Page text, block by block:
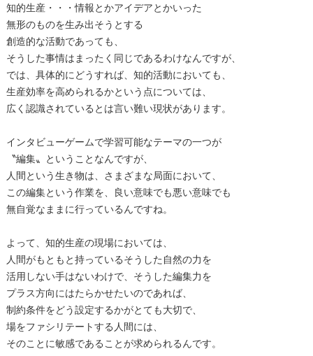
知的生産・・・情報とかアイデアとかいった
無形のものを生み出そうとする
創造的な活動であっても、
そうした事情はまったく同じであるわけなんですが、
では、具体的にどうすれば、知的活動においても、
生産効率を高められるかという点については、
広く認識されているとは言い難い現状があります。
インタビューゲームで学習可能なテーマの一つが
〝編集〟ということなんですが、
人間という生き物は、さまざまな局面において、
この編集という作業を、良い意味でも悪い意味でも
無自覚なままに行っているんですね。
よって、知的生産の現場においては、
人間がもともと持っているそうした自然の力を
活用しない手はないわけで、そうした編集力を
プラス方向にはたらかせたいのであれば、
制約条件をどう設定するかがとても大切で、
場をファシリテートする人間には、
そのことに敏感であることが求められるんです。